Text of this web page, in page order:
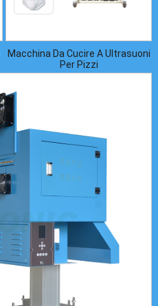
Macchina Da Cucire A Ultrasuoni
Per Pizzi